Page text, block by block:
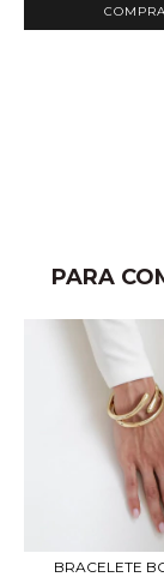
PARA
BRACELETE